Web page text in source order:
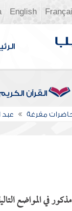
English
القرآن
مفرغة عبد
في المواضع